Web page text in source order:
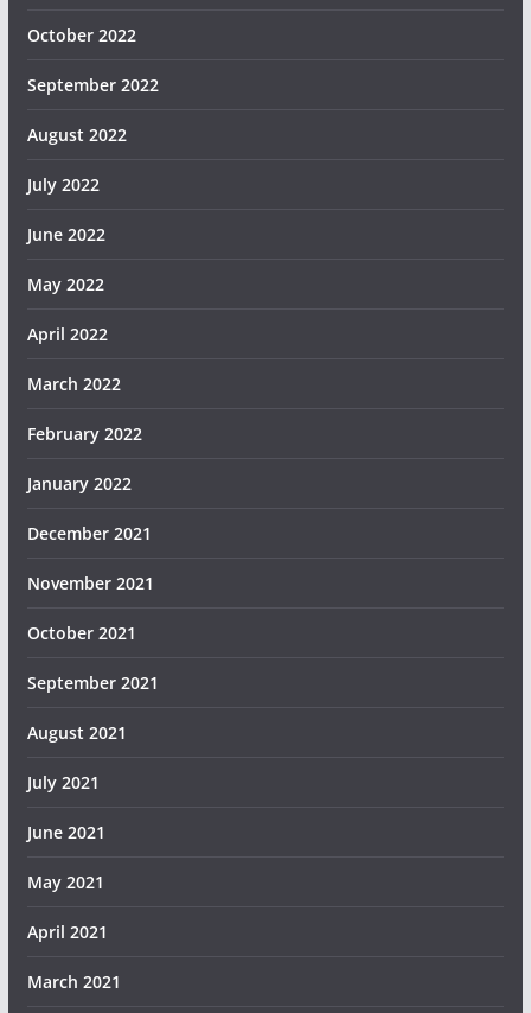
October 2022
September 2022
August 2022
July 2022
June 2022
May 2022
April 2022
March 2022
February 2022
January 2022
December 2021
November 2021
October 2021
September 2021
August 2021
July 2021
June 2021
May 2021
April 2021
March 2021